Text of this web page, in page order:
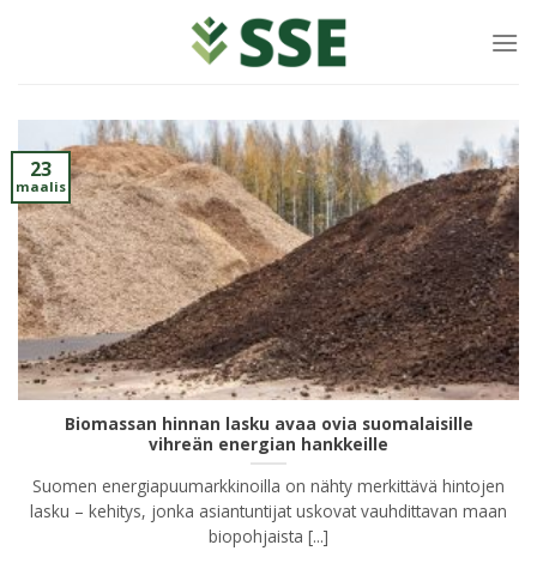
Biomassan hinnan lasku avaa ovia suomalaisille
vihreän energian hankkeille
Suomen energiapuumarkkinoilla on nähty merkittävä hintojen
lasku – kehitys, jonka asiantuntijat uskovat vauhdittavan maan
biopohjaista [...]
23
maalis